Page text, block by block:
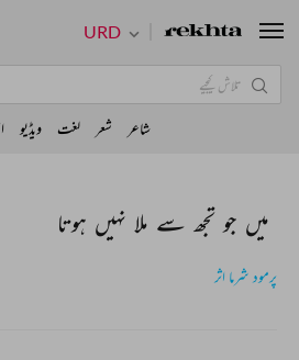
میں جو تجھ سے ملا نہیں ہوتا
پرمود شرما اثر
URD
شاعر شعر لغت ویڈیو